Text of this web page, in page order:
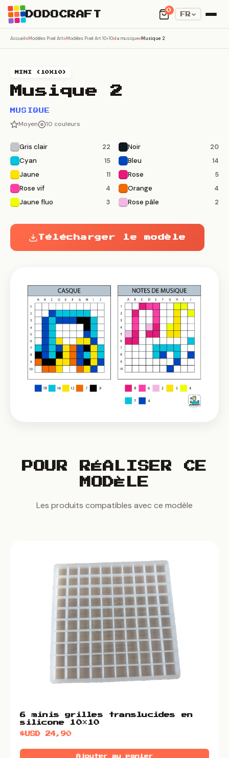
DODOCRAFT
0
FR
Accueil Modèles Pixel Art Modèles Pixel Art 10×10 la musique Musique 2
MINI (10X10)
Musique 2
MUSIQUE
Moyen 10 couleurs
Gris clair 22 Noir 20
Cyan 15 Bleu 14
Jaune 11 Rose 5
Rose vif 4 Orange 4
Jaune fluo 3 Rose pâle 2
Télécharger le modèle
POUR RÉALISER CE
MODÈLE
Les produits compatibles avec ce modèle
6 minis grilles translucides en
silicone 10×10
$USD24,90
Ajouter au panier